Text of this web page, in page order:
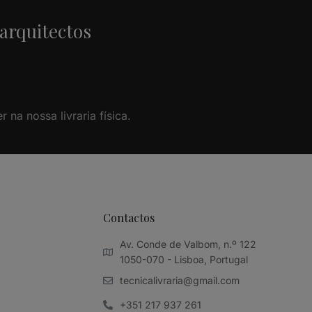
na nossa livraria física.
Contactos
Av. Conde de Valbom, n.º 122
1050-070 - Lisboa, Portugal
tecnicalivraria@gmail.com
+351 217 937 261